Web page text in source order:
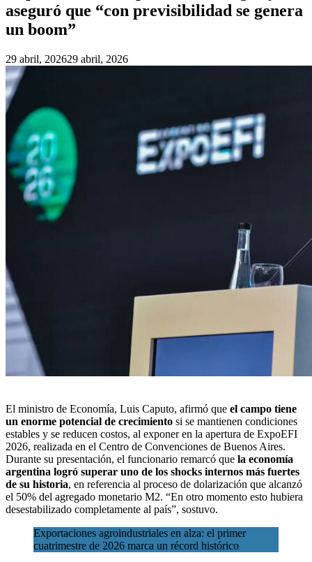
aseguró que “con previsibilidad se genera
un boom”
29 abril, 202629 abril, 2026
El ministro de Economía, Luis Caputo, afirmó que el campo tiene
un enorme potencial de crecimiento si se mantienen condiciones
estables y se reducen costos, al exponer en la apertura de ExpoEFI
2026, realizada en el Centro de Convenciones de Buenos Aires.
Durante su presentación, el funcionario remarcó que la economía
argentina logró superar uno de los shocks internos más fuertes
de su historia, en referencia al proceso de dolarización que alcanzó
el 50% del agregado monetario M2. “En otro momento esto hubiera
desestabilizado completamente al país”, sostuvo.
Exportaciones agroindustriales en alza: el primer
cuatrimestre de 2026 marca un récord histórico